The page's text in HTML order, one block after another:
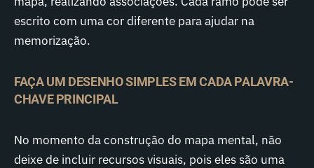
escrito com uma cor diferente para ajudar na
memorização.
FAÇA UM DESENHO SIMPLES EM CADA PALAVRA-
CHAVE PRINCIPAL
No momento da construção do mapa mental, não
deixe de incluir recursos visuais, pois eles são uma